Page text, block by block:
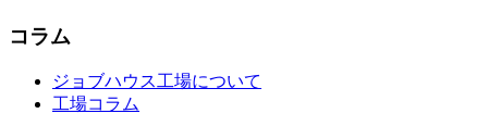
コラム
ジョブハウス工場について
工場コラム